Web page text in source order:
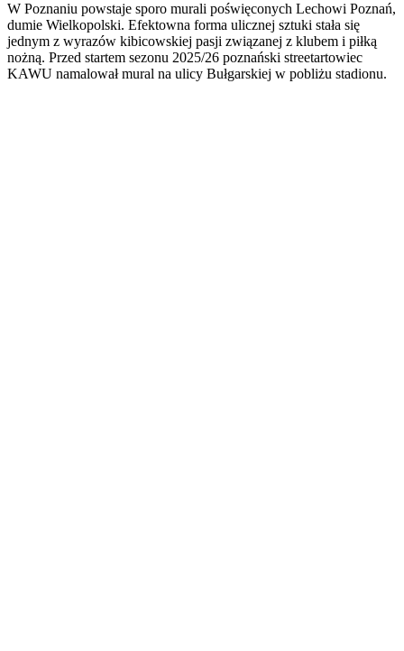
W Poznaniu powstaje sporo murali poświęconych Lechowi Poznań,
dumie Wielkopolski. Efektowna forma ulicznej sztuki stała się
jednym z wyrazów kibicowskiej pasji związanej z klubem i piłką
nożną. Przed startem sezonu 2025/26 poznański streetartowiec
KAWU namalował mural na ulicy Bułgarskiej w pobliżu stadionu.